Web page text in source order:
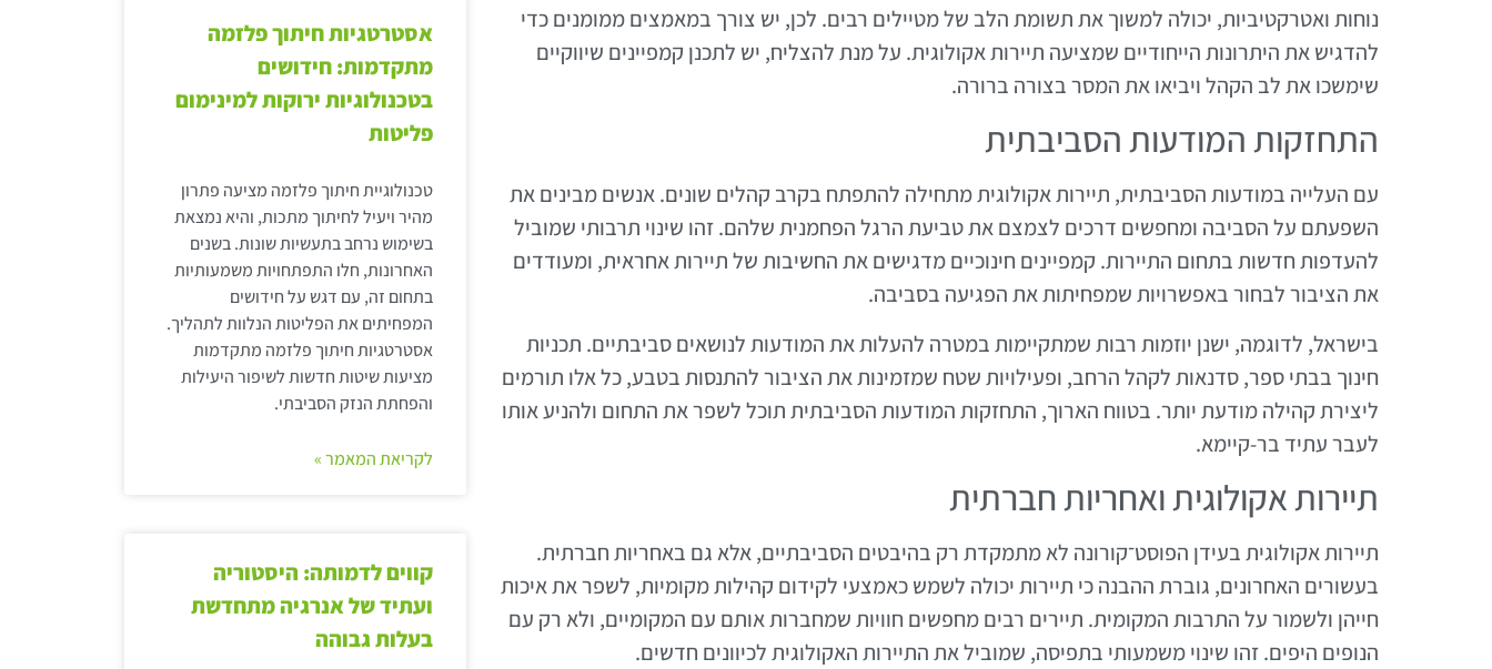
נוחות ואטרקטיביות, יכולה למשוך את תשומת הלב של מטיילים רבים. לכן, יש צורך במאמצים ממומנים כדי
להדגיש את היתרונות הייחודיים שמציעה תיירות אקולוגית. על מנת להצליח, יש לתכנן קמפיינים שיווקיים
שימשכו את לב הקהל ויביאו את המסר בצורה ברורה.
התחזקות המודעות הסביבתית
עם העלייה במודעות הסביבתית, תיירות אקולוגית מתחילה להתפתח בקרב קהלים שונים. אנשים מבינים את
השפעתם על הסביבה ומחפשים דרכים לצמצם את טביעת הרגל הפחמנית שלהם. זהו שינוי תרבותי שמוביל
להעדפות חדשות בתחום התיירות. קמפיינים חינוכיים מדגישים את החשיבות של תיירות אחראית, ומעודדים
את הציבור לבחור באפשרויות שמפחיתות את הפגיעה בסביבה.
בישראל, לדוגמה, ישנן יוזמות רבות שמתקיימות במטרה להעלות את המודעות לנושאים סביבתיים. תכניות
חינוך בבתי ספר, סדנאות לקהל הרחב, ופעילויות שטח שמזמינות את הציבור להתנסות בטבע, כל אלו תורמים
ליצירת קהילה מודעת יותר. בטווח הארוך, התחזקות המודעות הסביבתית תוכל לשפר את התחום ולהניע אותו
לעבר עתיד בר-קיימא.
תיירות אקולוגית ואחריות חברתית
תיירות אקולוגית בעידן הפוסט־קורונה לא מתמקדת רק בהיבטים הסביבתיים, אלא גם באחריות חברתית.
בעשורים האחרונים, גוברת ההבנה כי תיירות יכולה לשמש כאמצעי לקידום קהילות מקומיות, לשפר את איכות
חייהן ולשמור על התרבות המקומית. תיירים רבים מחפשים חוויות שמחברות אותם עם המקומיים, ולא רק עם
הנופים היפים. זהו שינוי משמעותי בתפיסה, שמוביל את התיירות האקולוגית לכיוונים חדשים.
אסטרטגיות חיתוך פלזמה
מתקדמות: חידושים
בטכנולוגיות ירוקות למינימום
פליטות
טכנולוגיית חיתוך פלזמה מציעה פתרון
מהיר ויעיל לחיתוך מתכות, והיא נמצאת
בשימוש נרחב בתעשיות שונות. בשנים
האחרונות, חלו התפתחויות משמעותיות
בתחום זה, עם דגש על חידושים
המפחיתים את הפליטות הנלוות לתהליך.
אסטרטגיות חיתוך פלזמה מתקדמות
מציעות שיטות חדשות לשיפור היעילות
והפחתת הנזק הסביבתי.
לקריאת המאמר »
קווים לדמותה: היסטוריה
ועתיד של אנרגיה מתחדשת
בעלות גבוהה